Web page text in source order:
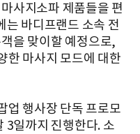
사지소파 제품들을 편
는 바디프랜드 소속 전
을 맞이할 예정으로,
한 마사지 모드에 대한
업 행사장 단독 프로모
3일까지 진행한다. 소